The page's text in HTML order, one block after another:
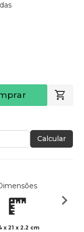
Calcular
x 21 x 2.2 cm